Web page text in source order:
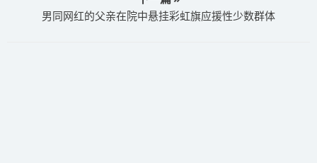
男同网红的父亲在院中悬挂彩虹旗应援性少数群体